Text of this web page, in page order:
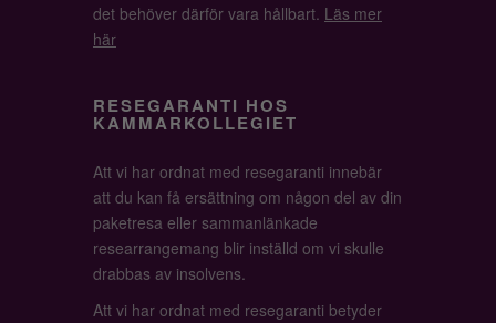
det behöver därför vara hållbart. Läs mer
här
RESEGARANTI HOS
KAMMARKOLLEGIET
Att vi har ordnat med resegaranti innebär
att du kan få ersättning om någon del av din
paketresa eller sammanlänkade
researrangemang blir inställd om vi skulle
drabbas av insolvens.
Att vi har ordnat med resegaranti betyder